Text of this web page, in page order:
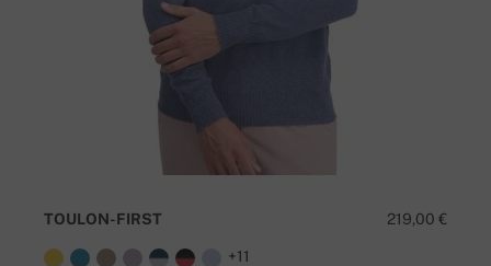
219,00 €
TOULON-FIRST
+11